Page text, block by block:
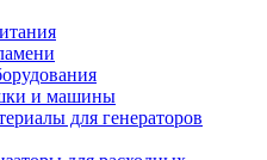
и машины
для генераторов